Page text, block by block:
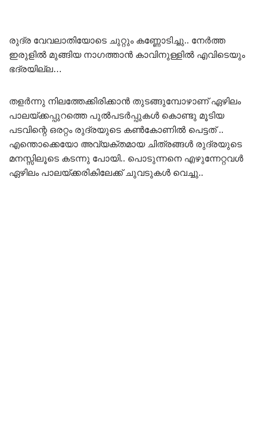
രുദ്ര വേവലാതിയോടെ ചുറ്റും കണ്ണോടിച്ചു.. നേർത്ത
ഇരുളിൽ മുങ്ങിയ നാഗത്താൻ കാവിനുള്ളിൽ എവിടെയും
ഭദ്രയില്ല…
തളർന്നു നിലത്തേക്കിരിക്കാൻ തുടങ്ങുമ്പോഴാണ് ഏഴിലം
പാലയ്ക്കപ്പുറത്തെ പുൽപടർപ്പുകൾ കൊണ്ടു മൂടിയ
പടവിന്റെ ഒരറ്റം രുദ്രയുടെ കൺകോണിൽ പെട്ടത് ..
എന്തൊക്കെയോ അവ്യക്തമായ ചിത്രങ്ങൾ രുദ്രയുടെ
മനസ്സിലൂടെ കടന്നു പോയി.. പൊടുന്നനെ എഴുന്നേറ്റവൾ
ഏഴിലം പാലയ്ക്കരികിലേക്ക് ചുവടുകൾ വെച്ചു..